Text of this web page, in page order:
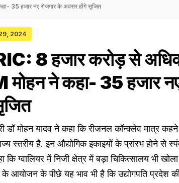
35 हजार नए रोजगार के अवसर होंगे सृजित
2024
8 हजार करोड़ से
मोहन ने कहा- 35 हजार
डॉ मोहन यादव ने कहा कि रीजनल कॉन्क्लेव मात्र
स्तरीय है. इन औद्योगिक इकाइयों के प्रांरभ होने से
कि ग्वालियर में निजी क्षेत्र में बड़ा चिकित्सालय भी
के आयोजन के पीछे यह भाव भी है कि उद्योगपति प्रदेश